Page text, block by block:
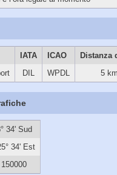
IATA ICAO
Distanza
DIL WPDL 5 km
34' Sud
34' Est
150000